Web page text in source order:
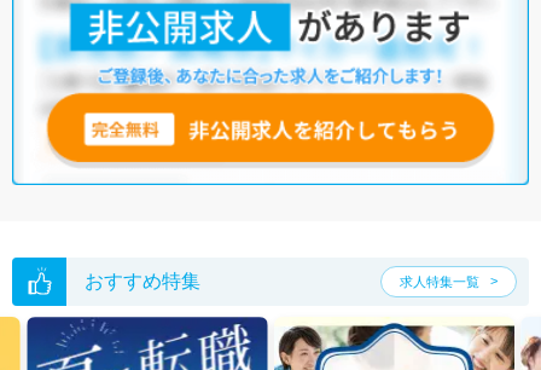
他の条件でも人気の求人がございますので、「こだわり条件」から検索
いただくか、お気軽にお問い合わせください。
全国の作業療法士求人から検索いただくことも可能です。
無料転職支援サービス
にお申し込みいただくと、ご希望条件をヒアリン
グした上で求人をご提案いたします。
転職支援の他、情報収集や募集状況の確認も、お気軽にご相談くださ
い。
おすすめ特集 求人特集一覧